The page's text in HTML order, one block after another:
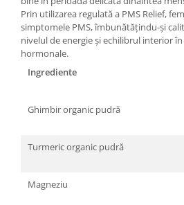
Prin utilizarea regulată a PMS Relief,
simptomele PMS, îmbunătățindu-și
nivelul de energie și echilibrul interior
hormonale.
Ingrediente
Ghimbir organic pudră
Turmeric organic pudră
Magneziu